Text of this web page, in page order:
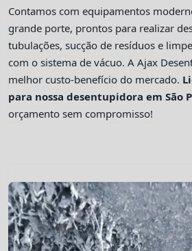
Contamos com equipamentos
grande porte, prontos para realizar
tubulações, sucção de resíduos e
com o sistema de vácuo. A Ajax
melhor custo-benefício do mercado.
para nossa desentupidora em São
orçamento sem compromisso!